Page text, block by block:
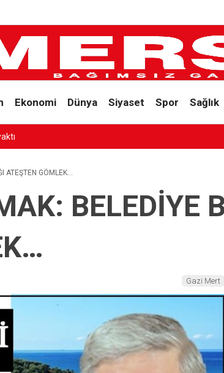
Ekonomi Dünya Siyaset Spor Sağlık
ATEŞTEN GÖMLEK…
BELEDİYE
Gazi Mert